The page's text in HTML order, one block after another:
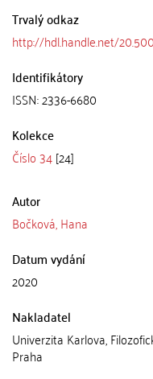
Trvalý odkaz
http://hdl.handle.net/
Identifikátory
ISSN: 2336-6680
Kolekce
Číslo 34[24]
Autor
Bočková, Hana
Datum vydání
2020
Nakladatel
Univerzita Karlova,
Praha